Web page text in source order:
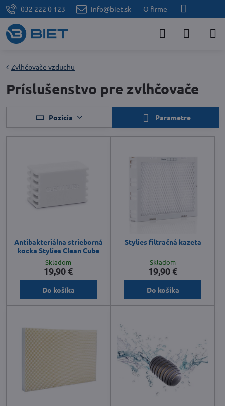
032 222 0 123 info@biet.sk O firme
Zvlhčovače vzduchu
Príslušenstvo pre zvlhčovače
Pozícia Parametre
Antibakteriálna strieborná
kocka Stylies Clean Cube
Skladom
19,90 €
Do košíka
Stylies filtračná kazeta
Skladom
19,90 €
Do košíka